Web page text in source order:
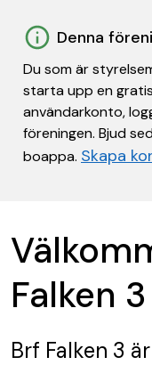
Denna
Du som är
starta upp en
användarkonto,
föreningen. Bjud
boappa. Skapa
Falken 3
Brf Falken 3